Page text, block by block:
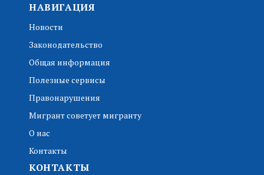
НАВИГАЦИЯ
Новости
Законодательство
Общая информация
Полезные сервисы
Правонарушения
Мигрант советует мигранту
О нас
Контакты
КОНТАКТЫ